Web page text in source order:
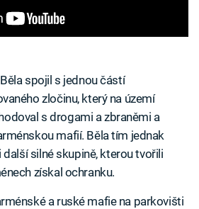
spojil s jednou částí
zločinu, který na území
s drogami a zbraněmi a
mafií. Běla tím jednak
silné skupině, kterou tvořili
získal ochranku.
a ruské mafie na parkovišti